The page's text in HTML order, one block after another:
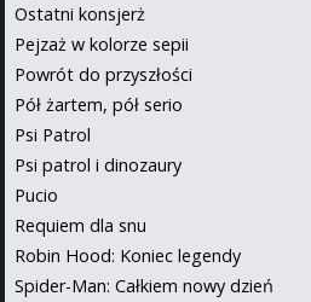
Ostatni konsjerż
Pejzaż w kolorze sepii
Powrót do przyszłości
Pół żartem, pół serio
Psi Patrol
Psi patrol i dinozaury
Pucio
Requiem dla snu
Robin Hood: Koniec legendy
Spider-Man: Całkiem nowy dzień